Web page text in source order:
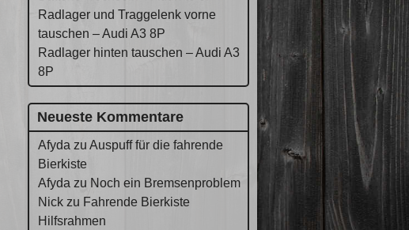
Radlager und Traggelenk vorne
tauschen – Audi A3 8P
Radlager hinten tauschen – Audi A3
8P
Neueste Kommentare
Afyda zu Auspuff für die fahrende
Bierkiste
Afyda zu Noch ein Bremsenproblem
Nick zu Fahrende Bierkiste
Hilfsrahmen